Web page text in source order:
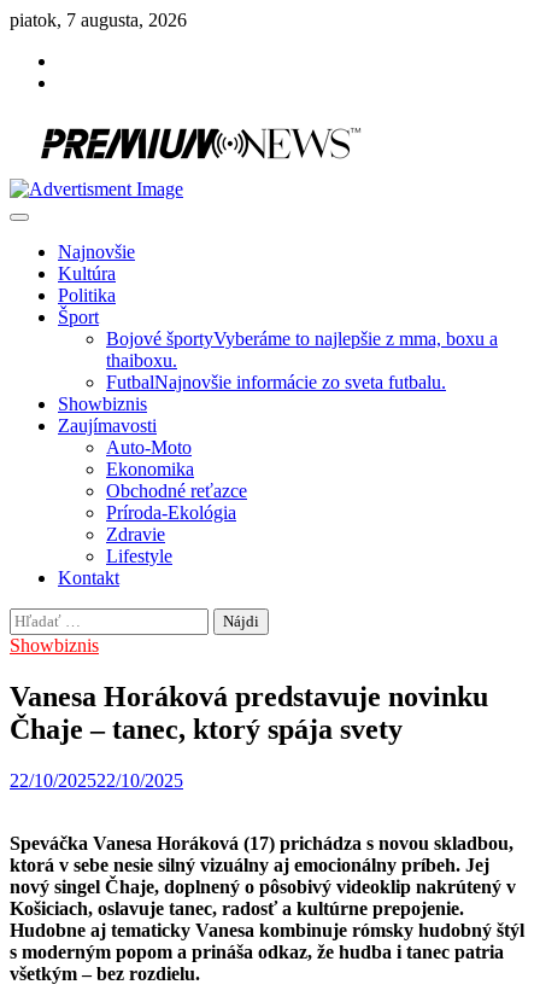
Skip
content
piatok, 7 augusta, 2026
Najnovšie
Kultúra
Politika
Šport
Bojové športyVyberáme to najlepšie z mma, boxu a
thaiboxu.
FutbalNajnovšie informácie zo sveta futbalu.
Showbiznis
Zaujímavosti
Auto-Moto
Ekonomika
Obchodné reťazce
Príroda-Ekológia
Zdravie
Lifestyle
Kontakt
Hľadať:
Showbiznis
Vanesa Horáková predstavuje novinku
Čhaje – tanec, ktorý spája svety
22/10/202522/10/2025
Speváčka Vanesa Horáková (17) prichádza s novou skladbou,
ktorá v sebe nesie silný vizuálny aj emocionálny príbeh. Jej
nový singel Čhaje, doplnený o pôsobivý videoklip nakrútený v
Košiciach, oslavuje tanec, radosť a kultúrne prepojenie.
Hudobne aj tematicky Vanesa kombinuje rómsky hudobný štýl
s moderným popom a prináša odkaz, že hudba i tanec patria
všetkým – bez rozdielu.